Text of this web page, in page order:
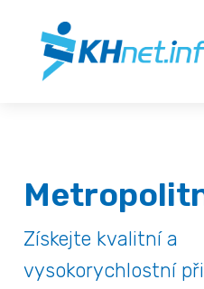
Získejte kvalitní a
vysokorychlostní